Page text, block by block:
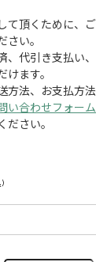
て頂くために、
さい。
、代引き支払い
けます。
方法、お支払方
い合わせフォーム
ださい。